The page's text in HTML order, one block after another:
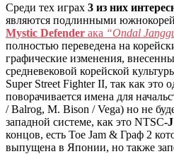
Среди тех играх 3 из них
являются подлинными
Mystic Defender ака “Ondal
полностью переведена на
графические изменения,
средневековой корейской
Super Street Fighter II, так как это
поворачивается имена для
/ Balrog, M. Bison / Vega) но не
западной системе, как это NTSC-J
концов, есть Toe Jam & Граф 2
выпущена в Японии, но также